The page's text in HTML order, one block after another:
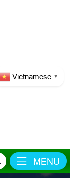
Vietnamese ▼
MENU